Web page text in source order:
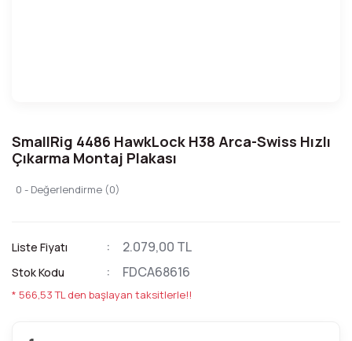
SmallRig 4486 HawkLock H38 Arca-Swiss Hızlı
Çıkarma Montaj Plakası
0 - Değerlendirme (0)
Liste Fiyatı 2.079,00 TL
Stok Kodu FDCA68616
* 566,53 TL den başlayan taksitlerle!!